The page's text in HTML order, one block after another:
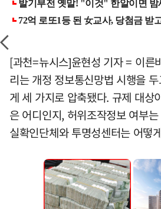
[과천=뉴시스]윤현성 기자 = 이른
리는 개정 정보통신망법 시행을
게 세 가지로 압축됐다. 규제 대상
은 어디인지, 허위조작정보 여부
실확인단체와 투명성센터는 어떻